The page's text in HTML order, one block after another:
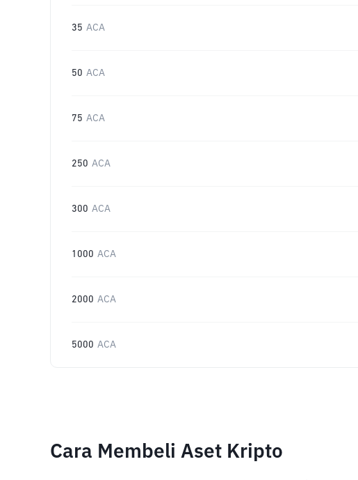
35 ACA
50 ACA
75 ACA
250 ACA
300 ACA
1000 ACA
2000 ACA
5000 ACA
Cara Membeli Aset Kripto